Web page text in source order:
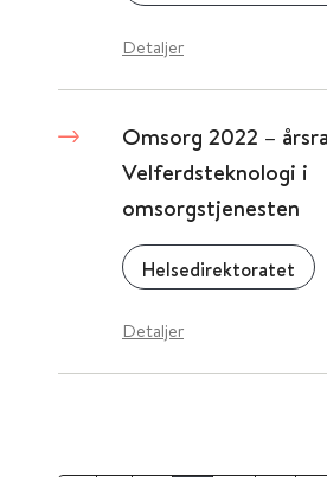
Detaljer
Omsorg 2022 –
Velferdsteknologi i
omsorgstjenesten
Helsedirektoratet
Detaljer